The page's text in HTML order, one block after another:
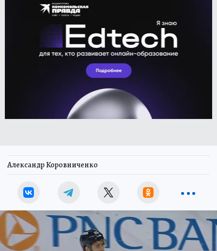
Александр Коровниченко